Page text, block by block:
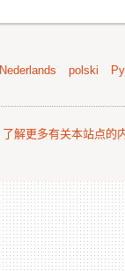
Nederlands polski
了解更多有关本站点的